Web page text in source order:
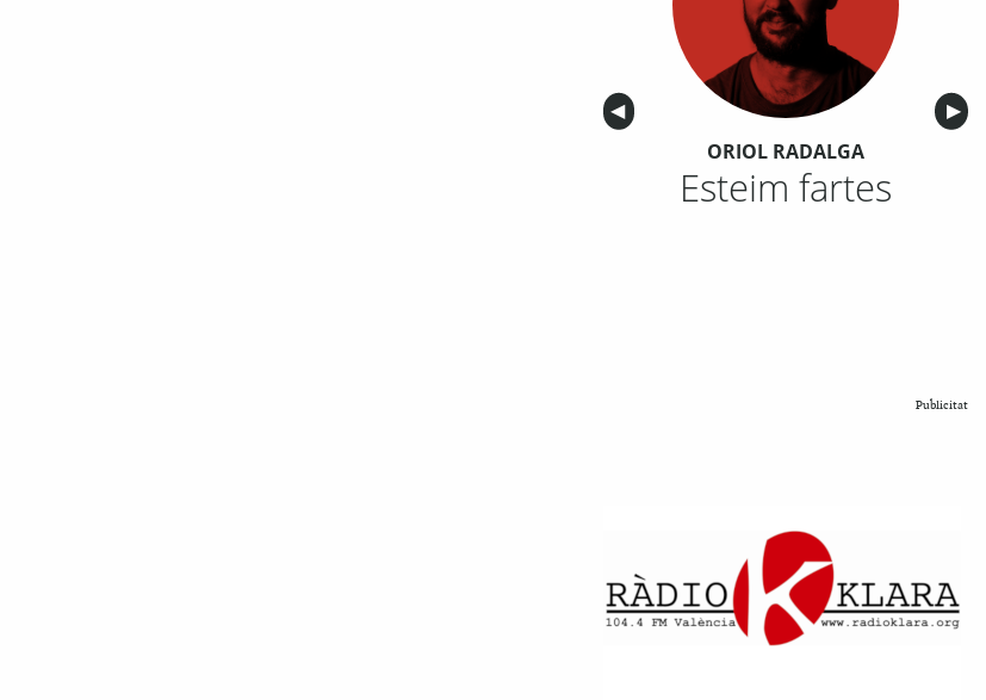
Anterior
◀︎ ▶︎
ORIOL RADALGA
Esteim fartes
Publicitat